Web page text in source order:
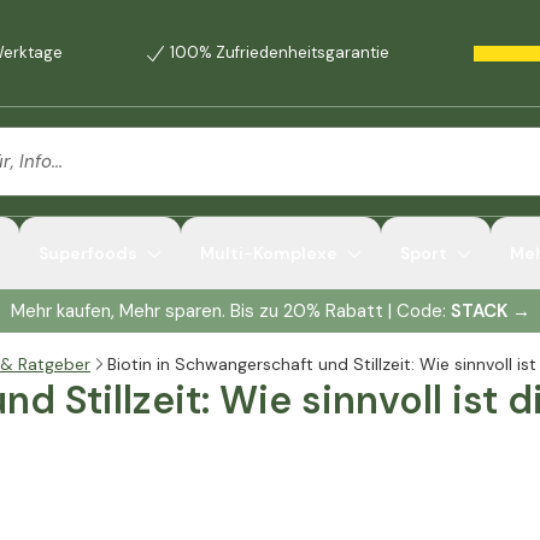
100% Zufriedenheitsgarantie
Mehr kaufen, Mehr sparen. Bis zu 20% Rabatt | Code: STACK →
Ratgeber Biotin in Schwangerschaft und Stillzeit: Wie sinnvoll ist
Stillzeit: Wie sinnvoll ist
kann
Stillenden
achten?
Stillzeit sicher?